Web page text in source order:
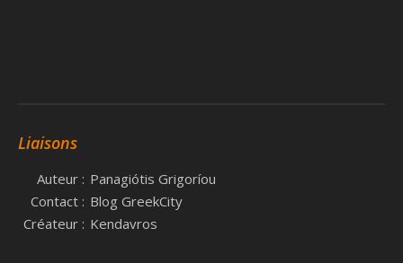
Liaisons
Auteur : Panagiótis Grigoríou
Contact : Blog GreekCity
Créateur : Kendavros